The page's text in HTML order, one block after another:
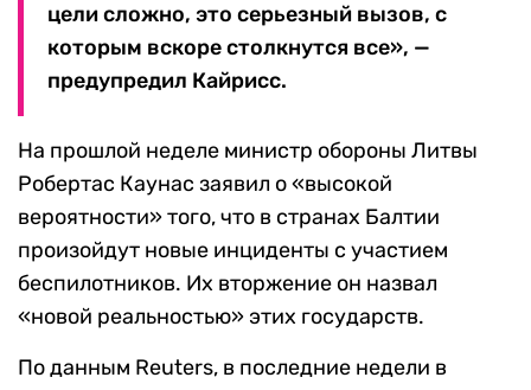
цели сложно, это серьезный вызов, с
которым вскоре столкнутся все», —
предупредил Кайрисс.
На прошлой неделе министр обороны Литвы
Робертас Каунас заявил о «высокой
вероятности» того, что в странах Балтии
произойдут новые инциденты с участием
беспилотников. Их вторжение он назвал
«новой реальностью» этих государств.
По данным Reuters, в последние недели в